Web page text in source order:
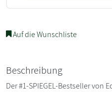
Auf die Wunschliste
Beschreibung
Der #1-SPIEGEL-Bestseller von